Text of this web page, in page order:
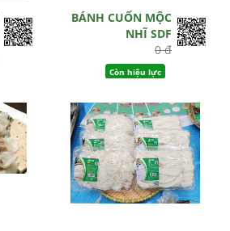
BÁNH CUỐN MỘC
NHĨ SDF
0 đ
Còn hiệu lực